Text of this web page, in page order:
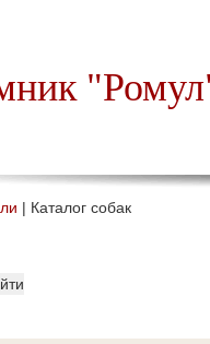
| Каталог собак